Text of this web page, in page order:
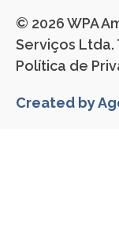
© 2026 WPA
Serviços Ltda.
Política de
Created by